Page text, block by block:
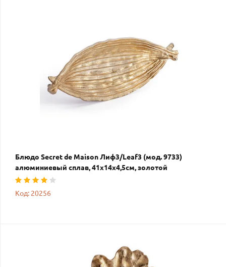
Блюдо Secret de Maison Лиф3/Leaf3 (мод. 9733)
алюминиевый сплав, 41х14х4,5см, золотой
Код: 20256